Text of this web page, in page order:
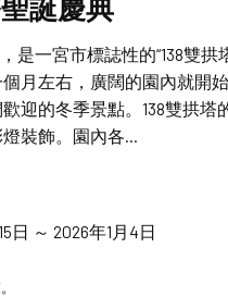
誕慶典
，是一宮市標誌性的“138雙拱
月左右，廣闊的園內就開
迎的冬季景點。138雙拱塔
裝飾。園內各...
日 ～ 2026年1月4日